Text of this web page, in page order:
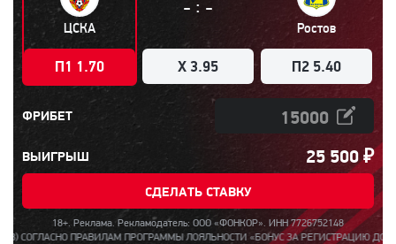
ЦСКА
П1 1.70
- : -
X 3.95
Ростов
П2 5.40
ФРИБЕТ
ВЫИГРЫШ 25 500₽
СДЕЛАТЬ СТАВКУ
18+. Реклама. Рекламодатель: ООО «ФОНКОР». ИНН 7726752148
ПРАВИЛАМ ПРОГРАММЫ ЛОЯЛЬНОСТИ «БОНУС ЗА РЕГИСТРАЦИЮ ДО 15000».